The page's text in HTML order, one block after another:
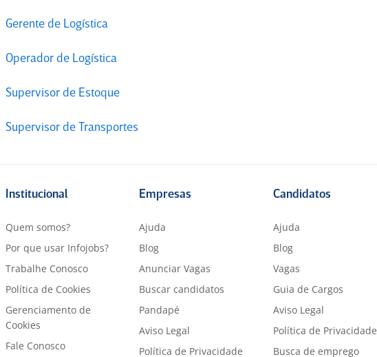
Gerente de Logística
Operador de Logística
Supervisor de Estoque
Supervisor de Transportes
Institucional
Quem somos?
Por que usar Infojobs?
Trabalhe Conosco
Política de Cookies
Gerenciamento de
Cookies
Fale Conosco
Empresas
Ajuda
Blog
Anunciar Vagas
Buscar candidatos
Pandapé
Aviso Legal
Política de Privacidade
Candidatos
Ajuda
Blog
Vagas
Guia de Cargos
Aviso Legal
Política de Privacidade
Busca de emprego